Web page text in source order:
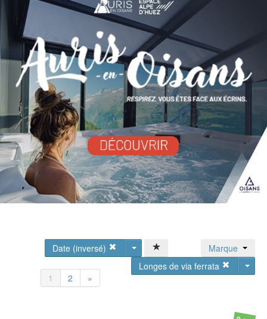
Date (inversé)
Marque
Longes de via ferrata
1
2 »